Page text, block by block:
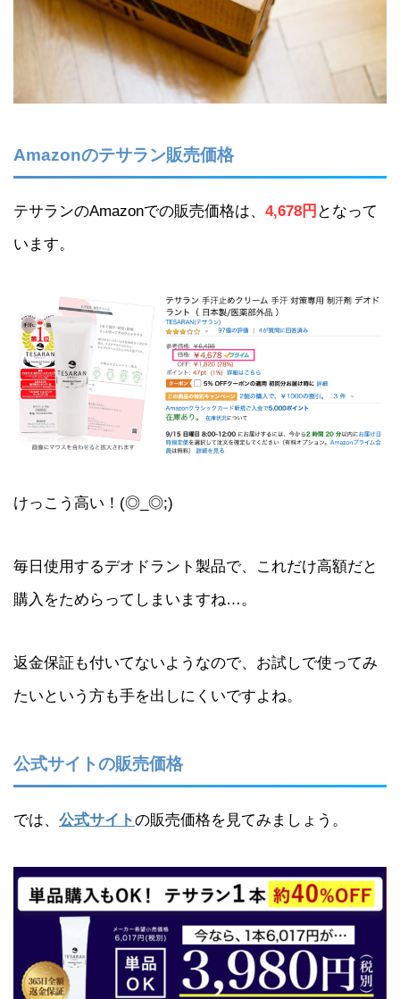
Amazonのテサラン販売価格
テサランのAmazonでの販売価格は、 4,678円 となって
います。
けっこう高い！(◎_◎;)
毎日使用するデオドラント製品で、これだけ高額だと
購入をためらってしまいますね…。
返金保証も付いてないようなので、お試しで使ってみ
たいという方も手を出しにくいですよね。
公式サイトの販売価格
では、 公式サイトの販売価格を見てみましょう。